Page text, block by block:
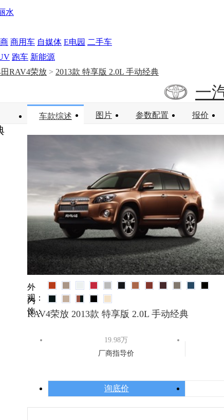
水
商用车 自媒体 E电园 二手车
跑车 新能源
RAV4荣放 > 2013款 特享版 2.0L 手动经典
一
车款综述 图片 参数配置 报价
外
观：
内
饰：
RAV4荣放 2013款 特享版 2.0L 手动经典
19.98万
厂商指导价
询底价